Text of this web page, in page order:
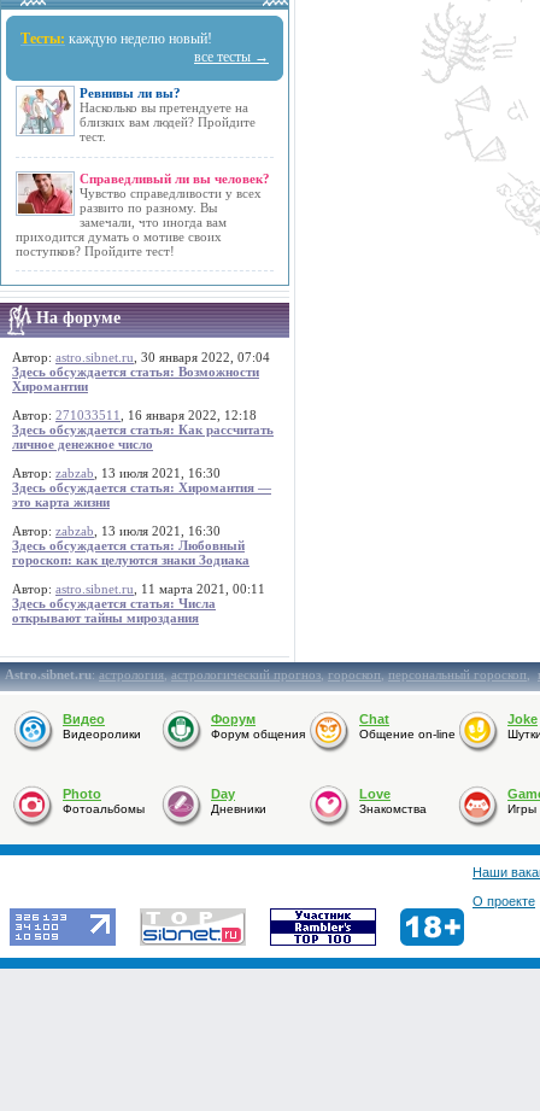
Тесты: каждую неделю новый!
все тесты →
Ревнивы ли вы?
Насколько вы претендуете на
близких вам людей? Пройдите
тест.
Справедливый ли вы человек?
Чувство справедливости у всех
развито по разному. Вы
замечали, что иногда вам
приходится думать о мотиве своих
поступков? Пройдите тест!
На форуме
Автор: astro.sibnet.ru , 30 января 2022, 07:04
Здесь обсуждается статья: Возможности
Хиромантии
Автор: 271033511
, 16 января 2022, 12:18
Здесь обсуждается статья: Как рассчитать
личное денежное число
Автор: zabzab , 13 июля 2021, 16:30
Здесь обсуждается статья: Хиромантия —
это карта жизни
Автор: zabzab , 13 июля 2021, 16:30
Здесь обсуждается статья: Любовный
гороскоп: как целуются знаки Зодиака
Автор: astro.sibnet.ru , 11 марта 2021, 00:11
Здесь обсуждается статья: Числа
открывают тайны мироздания
Astro.sibnet.ru:астрология,астрологический прогноз,гороскоп,персональный гороскоп,
Видео
Видеоролики
Форум
Форум общения
Chat
Общение on-line
Joke
Photo
Фотоальбомы
Day
Дневники
Love
Знакомства Игры
Наши
О проекте